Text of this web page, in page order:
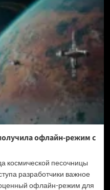
офлайн-режим с
космической песочницы
разработчики важное
офлайн-режим для